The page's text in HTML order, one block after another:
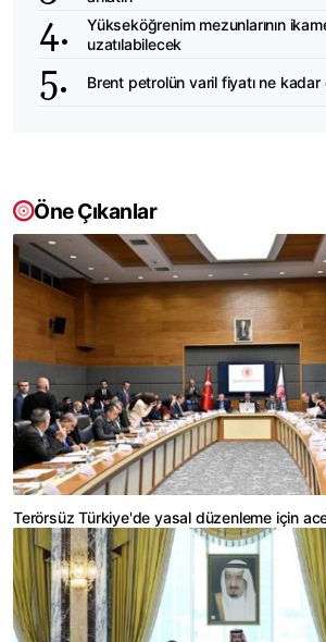
Yükseköğrenim mezunlarının
uzatılabilecek
Brent petrolün varil fiyatı ne kadar
Öne Çıkanlar
Terörsüz Türkiye'de yasal düzenleme için